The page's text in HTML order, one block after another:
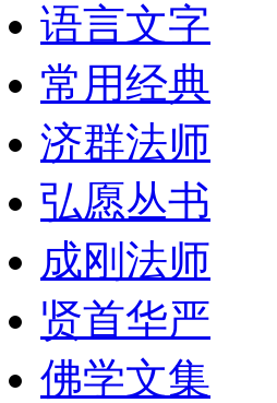
语言文字
常用经典
济群法师
弘愿丛书
成刚法师
贤首华严
佛学文集